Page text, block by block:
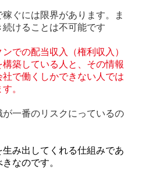
ぐには限界があります。ま
けることは不可能です
での配当収入（権利収入）
築している人と、その情報
で働くしかできない人では
。
一番のリスクにっているの
み出してくれる仕組みであ
なのです。